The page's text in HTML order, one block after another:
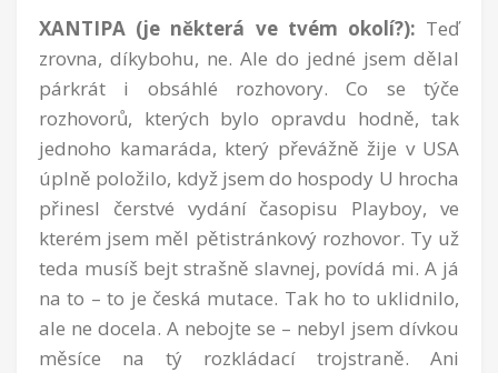
XANTIPA (je některá ve tvém okolí?): Teď
zrovna, díkybohu, ne. Ale do jedné jsem dělal
párkrát i obsáhlé rozhovory. Co se týče
rozhovorů, kterých bylo opravdu hodně, tak
jednoho kamaráda, který převážně žije v USA
úplně položilo, když jsem do hospody U hrocha
přinesl čerstvé vydání časopisu Playboy, ve
kterém jsem měl pětistránkový rozhovor. Ty už
teda musíš bejt strašně slavnej, povídá mi. A já
na to – to je česká mutace. Tak ho to uklidnilo,
ale ne docela. A nebojte se – nebyl jsem dívkou
měsíce na tý rozkládací trojstraně. Ani